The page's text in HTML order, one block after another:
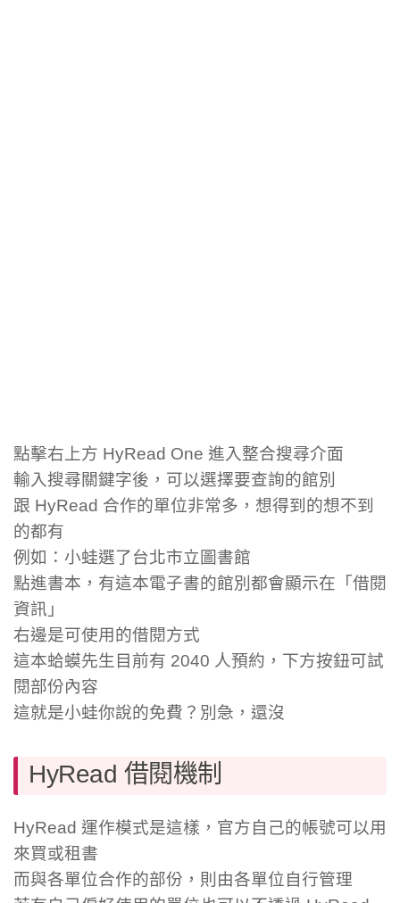
點擊右上方 HyRead One 進入整合搜尋介面
輸入搜尋關鍵字後，可以選擇要查詢的館別
跟 HyRead 合作的單位非常多，想得到的想不到
的都有
例如：小蛙選了台北市立圖書館
點進書本，有這本電子書的館別都會顯示在「借閱
資訊」
右邊是可使用的借閱方式
這本蛤蟆先生目前有 2040 人預約，下方按鈕可試
閱部份內容
這就是小蛙你說的免費？別急，還沒
HyRead 借閱機制
HyRead 運作模式是這樣，官方自己的帳號可以用
來買或租書
而與各單位合作的部份，則由各單位自行管理